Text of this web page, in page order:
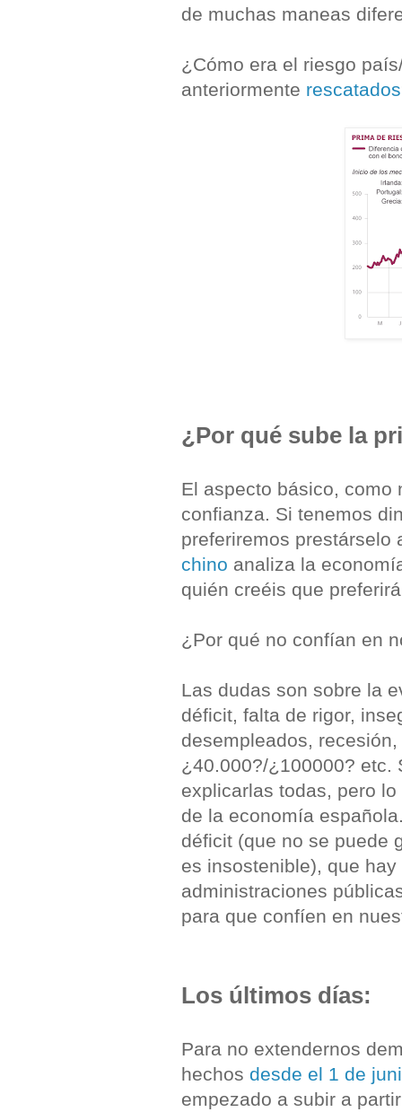
de muchas maneas
¿Cómo era el riesgo
anteriormente rescatados
¿Por qué sube la
El aspecto básico, como
confianza. Si tenemos
preferiremos prestárselo
chino analiza la
quién creéis que
¿Por qué no confían en
Las dudas son sobre la
déficit, falta de rigor,
desempleados,
¿40.000?/¿100000? etc.
explicarlas todas, pero
de la economía
déficit (que no se puede
es insostenible), que
administraciones
para que confíen en
Los últimos días:
Para no extendernos
hechos desde el 1 de
empezado a subir a